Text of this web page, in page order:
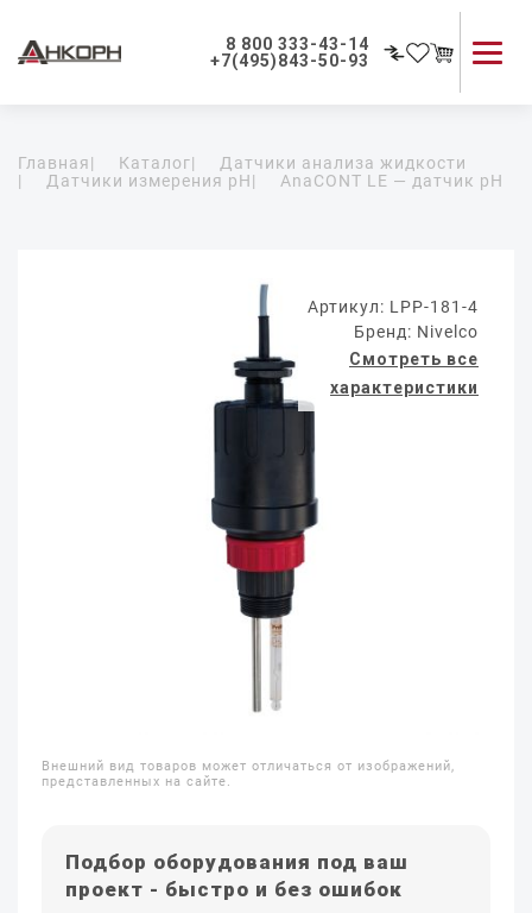
8 800 333-43-14
+7(495)843-50-93
Применение приборов
Главная| Каталог|
Датчики анализа жидкости
|
Датчики измерения pH| AnaCONT LE — датчик pH
Артикул: LPP-181-4
Бренд: Nivelco
Смотреть все
характеристики
Внешний вид товаров может отличаться от изображений,
представленных на сайте.
Подбор оборудования под ваш
проект - быстро и без ошибок